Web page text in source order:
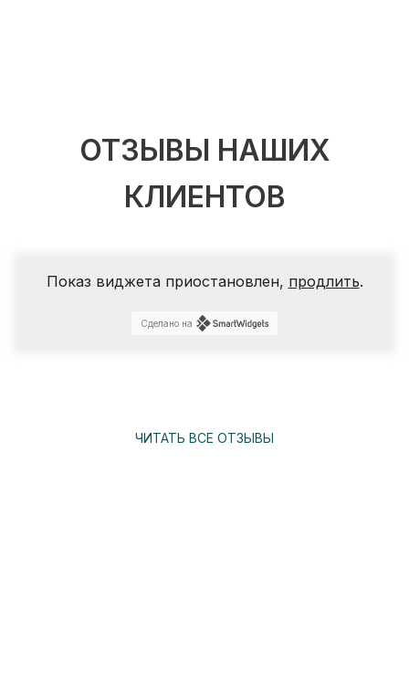
ОТЗЫВЫ НАШИХ
КЛИЕНТОВ
Показ виджета приостановлен, продлить.
Сделано на
ЧИТАТЬ ВСЕ ОТЗЫВЫ